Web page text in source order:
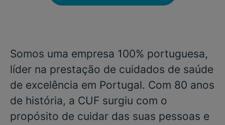
Somos uma empresa 100% portuguesa,
líder na prestação de cuidados de saúde
de excelência em Portugal. Com 80 anos
de história, a CUF surgiu com o
propósito de cuidar das suas pessoas e